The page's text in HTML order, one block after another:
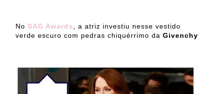
No SAG Awards
, a atriz investiu nesse vestido
verde escuro com pedras chiquérrimo da Givenchy